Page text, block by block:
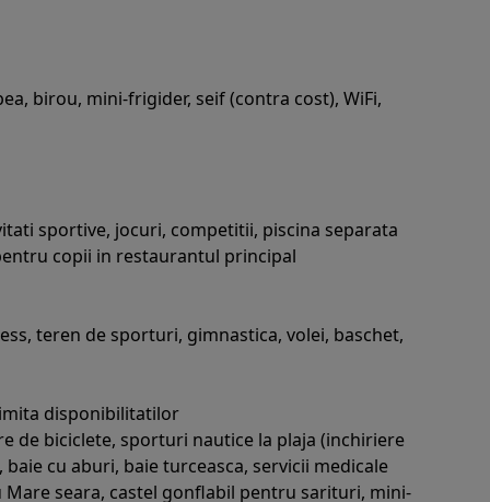
birou, mini-frigider, seif (contra cost), WiFi,
sportive, jocuri, competitii, piscina separata
copii in restaurantul principal
teren de sporturi, gimnastica, volei, baschet,
disponibilitatilor
de biciclete, sporturi nautice la plaja (inchiriere
cu aburi, baie turceasca, servicii medicale
seara, castel gonflabil pentru sarituri, mini-